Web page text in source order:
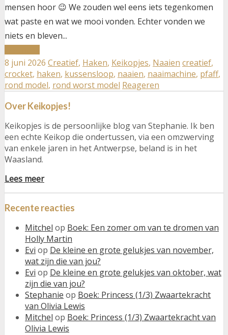
mensen hoor 😉 We zouden wel eens iets tegenkomen
wat paste en wat we mooi vonden. Echter vonden we
niets en bleven...
Een
kussensloop
haken
en
naaien
8 juni 2026 Creatief, Haken, Keikopjes, Naaien creatief,
crocket, haken, kussensloop, naaien, naaimachine, pfaff,
rond model, rond worst model Reageren
Over Keikopjes!
Keikopjes is de persoonlijke blog van Stephanie. Ik ben
een echte Keikop die ondertussen, via een omzwerving
van enkele jaren in het Antwerpse, beland is in het
Waasland.
Lees meer
Recente reacties
Mitchel op Boek: Een zomer om van te dromen van
Holly Martin
Evi op De kleine en grote gelukjes van november,
wat zijn die van jou?
Evi op De kleine en grote gelukjes van oktober, wat
zijn die van jou?
Stephanie op Boek: Princess (1/3) Zwaartekracht
van Olivia Lewis
Mitchel op Boek: Princess (1/3) Zwaartekracht van
Olivia Lewis